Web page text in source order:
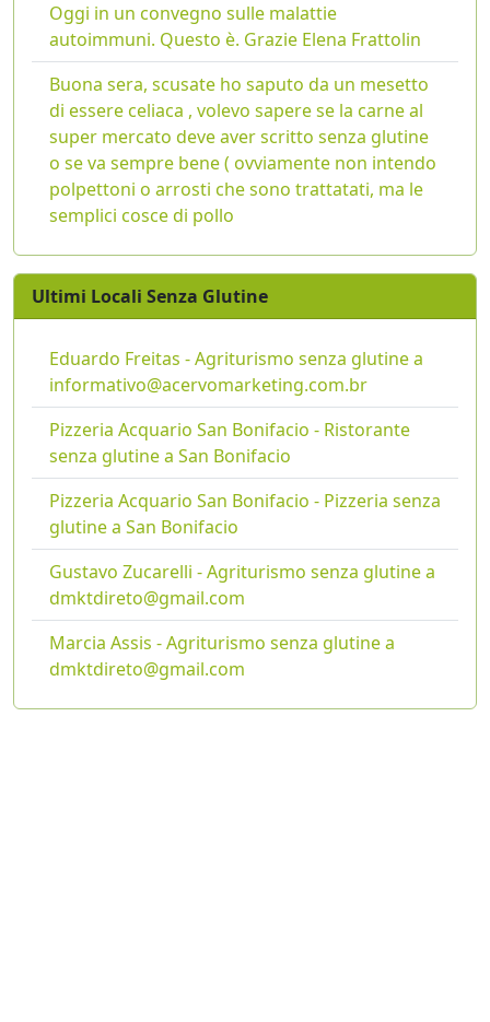
Oggi in un convegno sulle malattie
autoimmuni. Questo è. Grazie Elena Frattolin
Buona sera, scusate ho saputo da un mesetto
di essere celiaca , volevo sapere se la carne al
super mercato deve aver scritto senza glutine
o se va sempre bene ( ovviamente non intendo
polpettoni o arrosti che sono trattatati, ma le
semplici cosce di pollo
Ultimi Locali Senza Glutine
Eduardo Freitas - Agriturismo senza glutine a
informativo@acervomarketing.com.br
Pizzeria Acquario San Bonifacio - Ristorante
senza glutine a San Bonifacio
Pizzeria Acquario San Bonifacio - Pizzeria senza
glutine a San Bonifacio
Gustavo Zucarelli - Agriturismo senza glutine a
dmktdireto@gmail.com
Marcia Assis - Agriturismo senza glutine a
dmktdireto@gmail.com